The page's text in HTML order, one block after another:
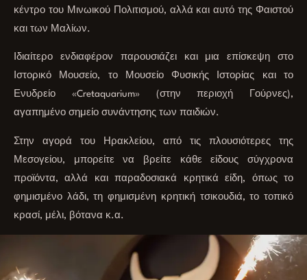
κέντρο του Μινωικού Πολιτισμού, αλλά και αυτό της Φαιστού
και των Μαλίων.
Ιδιαίτερο ενδιαφέρον παρουσιάζει και μια επίσκεψη στο
Ιστορικό Μουσείο, το Μουσείο Φυσικής Ιστορίας και το
Ενυδρείο «Cretaquarium» (στην περιοχή Γούρνες),
αγαπημένο σημείο συνάντησης των παιδιών.
Στην αγορά του Ηρακλείου, από τις πλουσιότερες της
Μεσογείου, μπορείτε να βρείτε κάθε είδους σύγχρονα
προϊόντα, αλλά και παραδοσιακά κρητικά είδη, όπως το
φημισμένο λάδι, τη φημισμένη κρητική τσικουδιά, το τοπικό
κρασί, μέλι, βότανα κ.α.